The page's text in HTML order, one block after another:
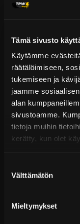
Tämä sivusto
Käytämme
räätälöimiseen,
tukemiseen ja
jaamme
alan
sivustoamme.
tietoja muihin
kerätty, kun olet
valinta
Välttämätön
Mieltymykset
järjestelmällä
Mono Sport -
kunnostuspalvelut
valmistus takaa
luotettavuuden ja
Toimitus &
Päävaraston
Ilmainen
Sähköposti:
TEIN - Alustasarjat